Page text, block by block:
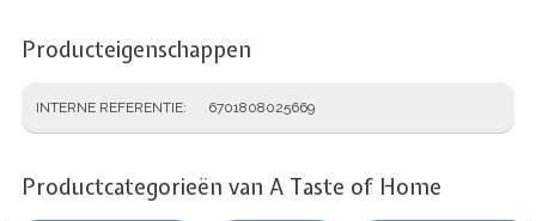
Producteigenschappen
INTERNE REFERENTIE 6701808025669
Productcategorieën van A Taste of Home